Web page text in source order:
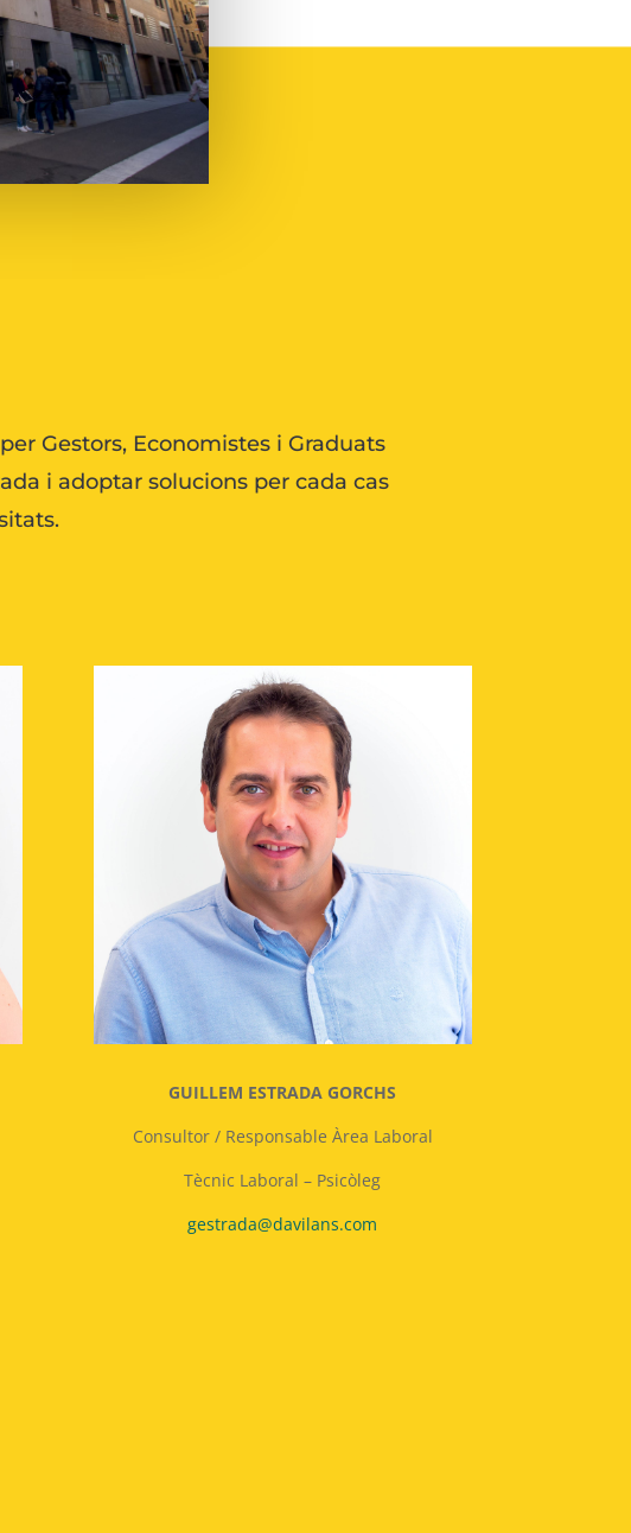
Gestors, Economistes i Graduats
i adoptar solucions per cada cas
GUILLEM ESTRADA GORCHS
Consultor / Responsable Àrea Laboral
Tècnic Laboral – Psicòleg
gestrada@davilans.com